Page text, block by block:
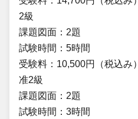
2級
課題図面：2題
試験時間：5時間
受験料：10,500円（税込み）
准2級
課題図面：2題
試験時間：3時間